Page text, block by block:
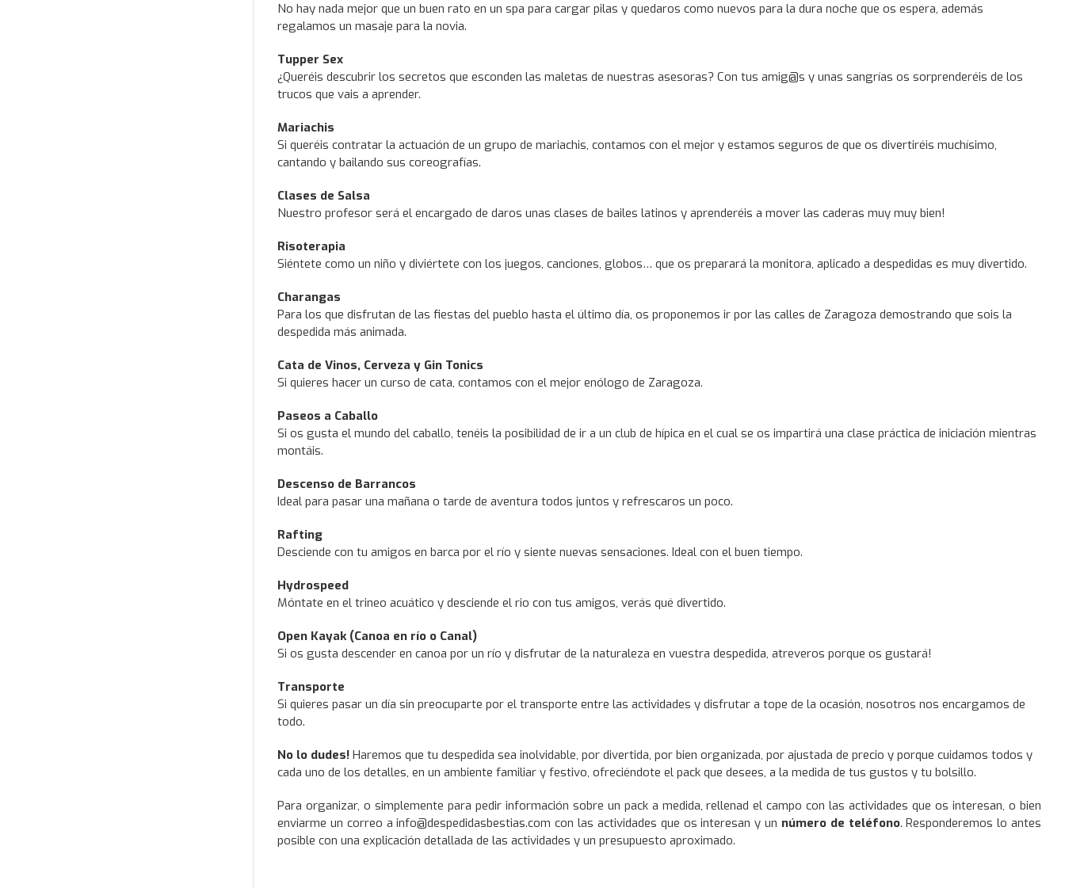
No hay nada mejor que un buen rato en un spa para cargar pilas y quedaros como nuevos para la dura noche que os espera, además
regalamos un masaje para la novia.
Tupper Sex
¿Queréis descubrir los secretos que esconden las maletas de nuestras asesoras? Con tus amig@s y unas sangrías os sorprenderéis de los
trucos que vais a aprender.
Mariachis
Si queréis contratar la actuación de un grupo de mariachis, contamos con el mejor y estamos seguros de que os divertiréis muchísimo,
cantando y bailando sus coreografías.
Clases de Salsa
Nuestro profesor será el encargado de daros unas clases de bailes latinos y aprenderéis a mover las caderas muy muy bien!
Risoterapia
Siéntete como un niño y diviértete con los juegos, canciones, globos… que os preparará la monitora, aplicado a despedidas es muy divertido.
Charangas
Para los que disfrutan de las fiestas del pueblo hasta el último día, os proponemos ir por las calles de Zaragoza demostrando que sois la
despedida más animada.
Cata de Vinos, Cerveza y Gin Tonics
Si quieres hacer un curso de cata, contamos con el mejor enólogo de Zaragoza.
Paseos a Caballo
Si os gusta el mundo del caballo, tenéis la posibilidad de ir a un club de hípica en el cual se os impartirá una clase práctica de iniciación mientras
montáis.
Descenso de Barrancos
Ideal para pasar una mañana o tarde de aventura todos juntos y refrescaros un poco.
Rafting
Desciende con tu amigos en barca por el río y siente nuevas sensaciones. Ideal con el buen tiempo.
Hydrospeed
Móntate en el trineo acuático y desciende el rio con tus amigos, verás qué divertido.
Open Kayak (Canoa en río o Canal)
Si os gusta descender en canoa por un río y disfrutar de la naturaleza en vuestra despedida, atreveros porque os gustará!
Transporte
Si quieres pasar un día sin preocuparte por el transporte entre las actividades y disfrutar a tope de la ocasión, nosotros nos encargamos de
todo.
No lo dudes! Haremos que tu despedida sea inolvidable, por divertida, por bien organizada, por ajustada de precio y porque cuidamos todos y
cada uno de los detalles, en un ambiente familiar y festivo, ofreciéndote el pack que desees, a la medida de tus gustos y tu bolsillo.
Para organizar, o simplemente para pedir información sobre un pack a medida, rellenad el campo con las actividades que os interesan, o bien
enviarme un correo ainfo@despedidasbestias.com con las actividades que os interesan y un número de teléfono. Responderemos lo antes
posible con una explicación detallada de las actividades y un presupuesto aproximado.